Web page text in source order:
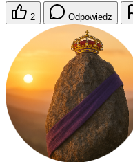
2 Odpowiedz